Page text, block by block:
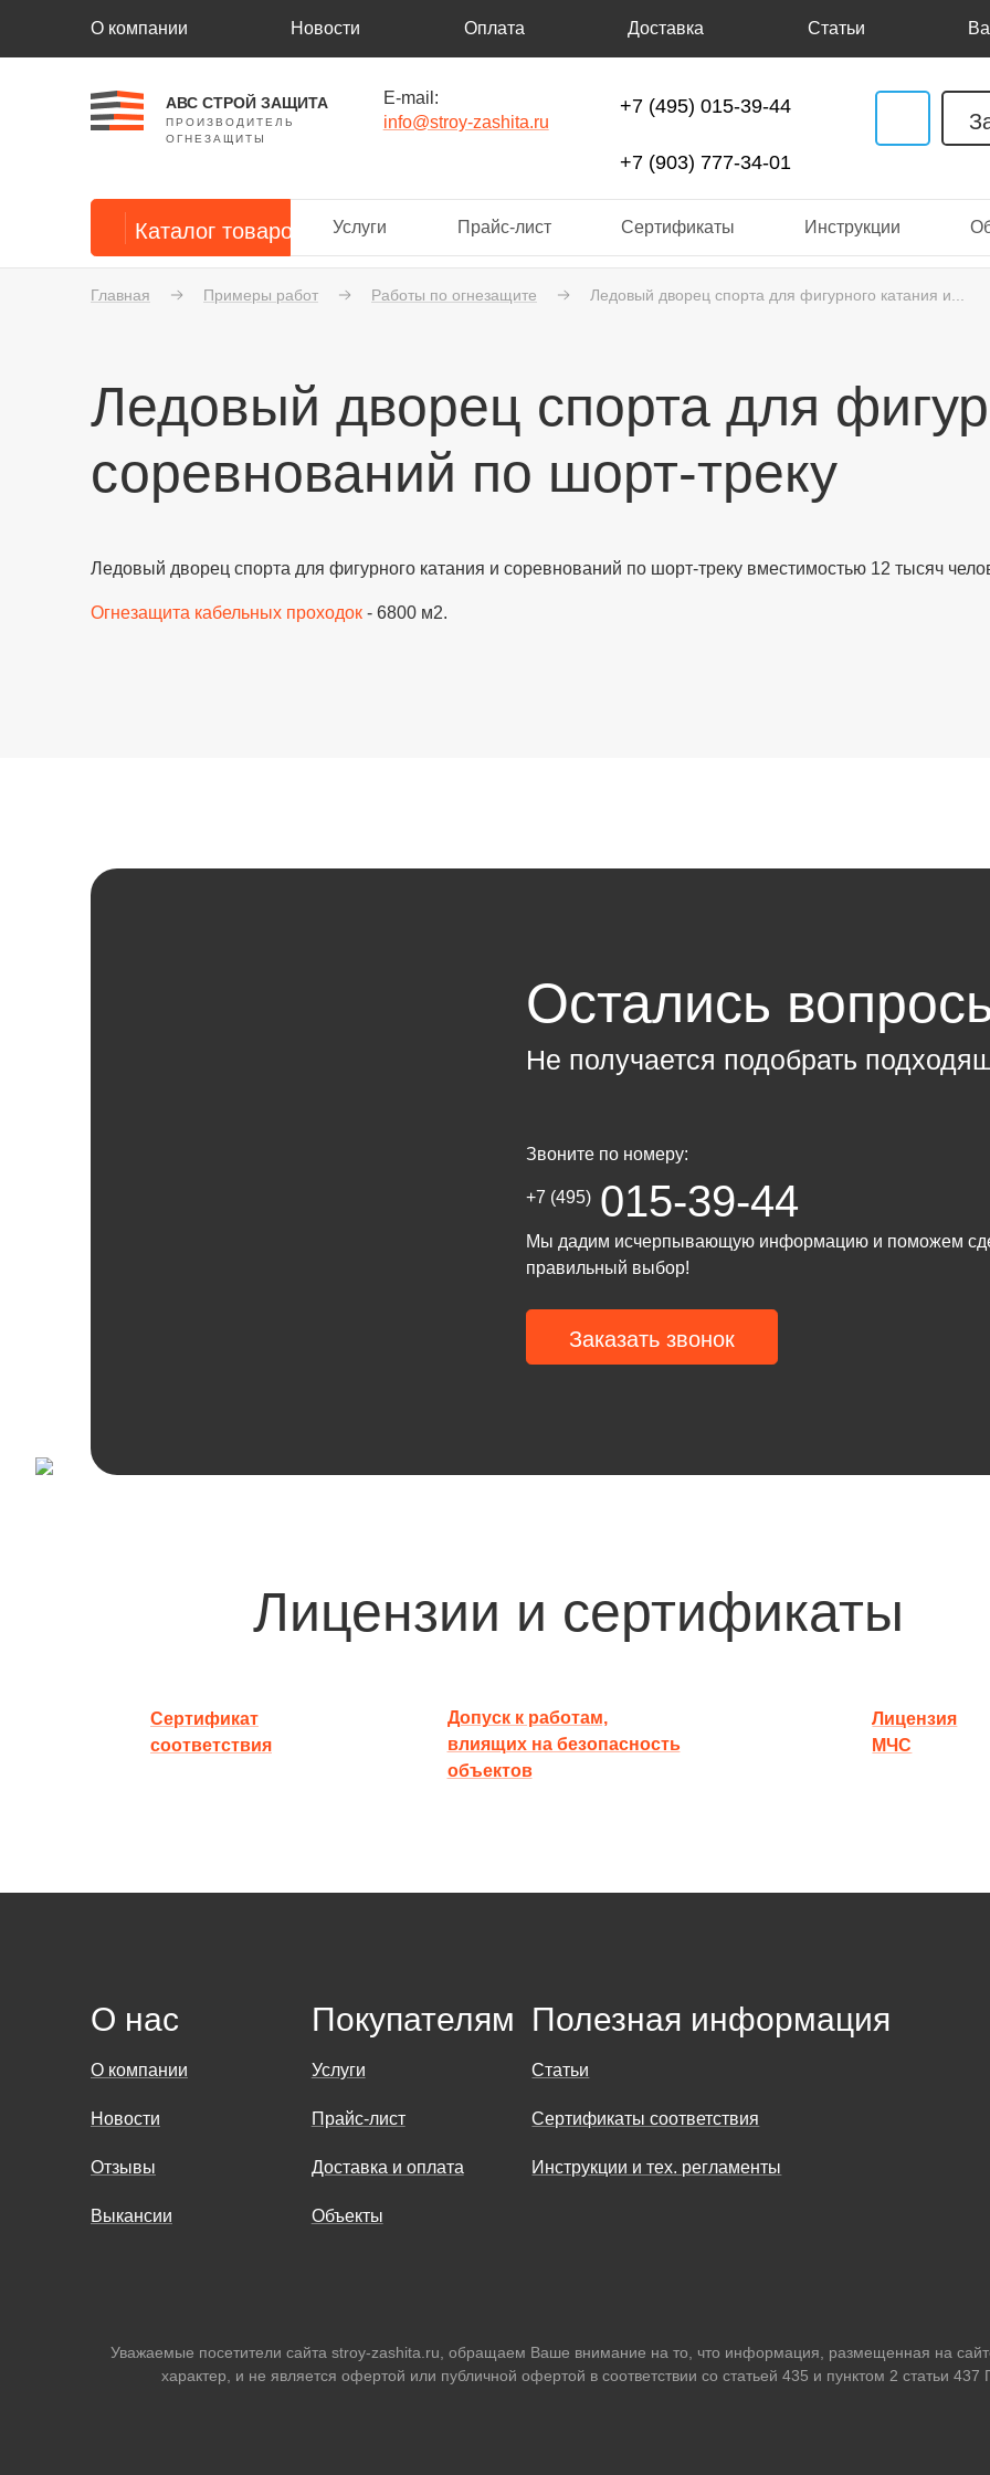
О компании Новости Оплата Доставка Статьи
АВС СТРОЙ ЗАЩИТА
ПРОИЗВОДИТЕЛЬ
ОГНЕЗАЩИТЫ
E-mail:
info@stroy-zashita.ru
+7 (495) 015-39-44
+7 (903) 777-34-01
Каталог товаров Услуги Прайс-лист Сертификаты Инструкции
Главная Примеры работ Работы по огнезащите Ледовый дворец спорта для фигурного катания и...
Ледовый дворец спорта для
соревнований по шорт-треку
Ледовый дворец спорта для фигурного катания и соревнований по шорт-треку вместимостью 12 тысяч
Огнезащита кабельных проходок - 6800 м2.
Остались
Не получается подобрать
Звоните по номеру:
+7 (495) 015-39-44
Мы дадим исчерпывающую информацию и поможем
правильный выбор!
Заказать звонок
Лицензии и сертификаты
Сертификат
соответствия
Допуск к работам,
влиящих на безопасность
объектов
Лицензия
МЧС
О нас
О компании
Новости
Отзывы
Выкансии
Покупателям
Услуги
Прайс-лист
Доставка и оплата
Объекты
Полезная информация
Статьи
Сертификаты соответствия
Инструкции и тех. регламенты
Уважаемые посетители сайта stroy-zashita.ru, обращаем Ваше внимание на то, что информация, размещенная на
характер, и не является офертой или публичной офертой в соответствии со статьей 435 и пунктом 2 статьи